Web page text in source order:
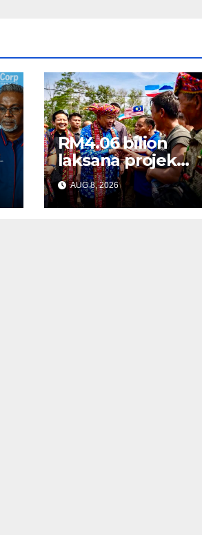
RM4.06 bilion
laksana projek
bekalan air luar
bandar di Sabah –
Ahmad Zahid
AUG 8, 2026